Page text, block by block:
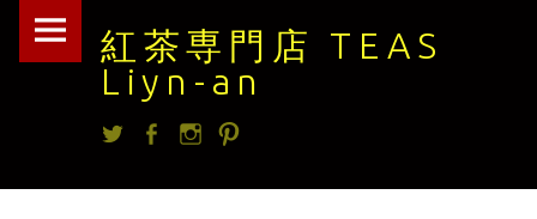
紅茶専門店 TEAS
Liyn-an
紅
Skip
Twitterfacebook
Instagram